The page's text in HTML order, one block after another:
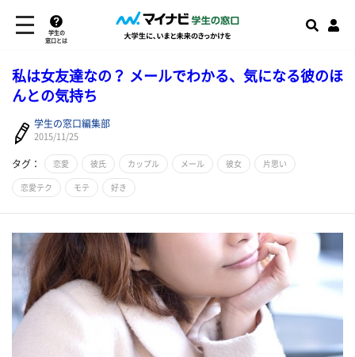
学生の
窓口とは
私は女友達なの？ メールでわかる、気になる彼のほ
んとの気持ち
学生の窓口編集部
2015/11/25
タグ： 恋愛 彼氏 カップル メール 彼女 片思い
恋愛テク モテ 好き